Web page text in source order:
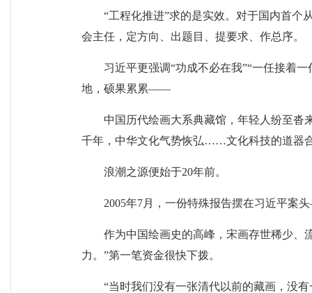
“工程化推进”求的是实效。对于国内首个
会主任，定方向、出题目、提要求、作总序。
习近平更强调“功成不必在我”“一任接着
地，硕果累累——
中国历代绘画大系典藏馆，年轻人纷至沓
千年，中华文化气势恢弘……文化科技的道器
浪潮之源便始于20年前。
2005年7月，一份特殊报告摆在习近平
作为中国绘画史的高峰，宋画存世稀少、
力。”第一笔资金很快下拨。
“当时我们没有一张清代以前的藏画，没